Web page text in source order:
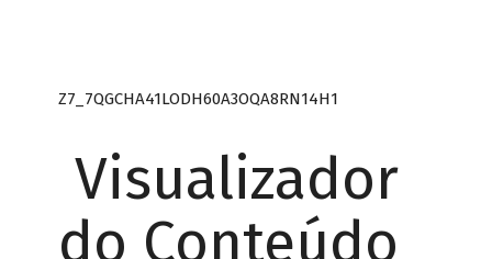
Z7_7QGCHA41LODH60A3OQA8RN14H1
Visualizador
do Conteúdo